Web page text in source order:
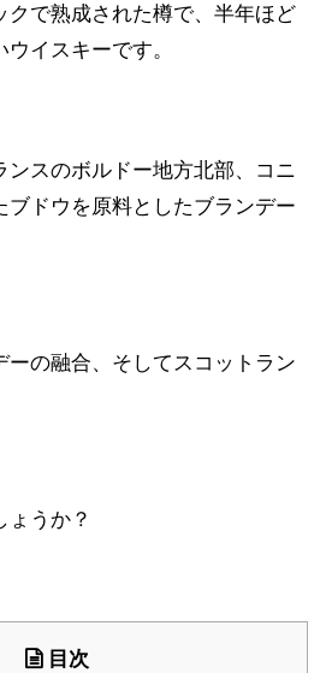
クで熟成された樽で、半年ほど
イスキーです。
ンスのボルドー地方北部、コニ
ブドウを原料としたブランデー
ーの融合、そしてスコットラン
ょうか？
目次